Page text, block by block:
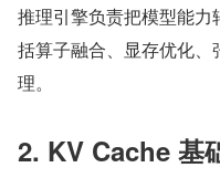
推理引擎负责把模型能
括算子融合、显存优化
理。
2. KV Cache 基